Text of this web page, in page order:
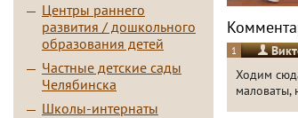
Центры раннего
развития / дошкольного
образования детей
Частные детские сады
Челябинска
Школы-интернаты
1
Ходим
маловаты,